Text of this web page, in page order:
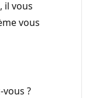
il vous
vous
?